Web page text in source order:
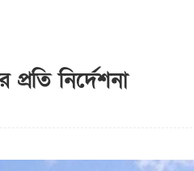
প্রতি নির্দেশনা